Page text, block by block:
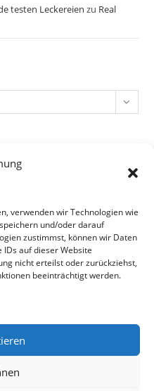
verwenden wir Technologien wie
und/oder darauf
zustimmst, können wir Daten
auf dieser Website
nicht erteilst oder zurückziehst,
beeinträchtigt werden.
testen Leckereien zu Real